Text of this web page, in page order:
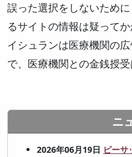
誤った選択をしないため
るサイトの情報は疑ってか
イシュランは医療機関の
で、医療機関との金銭授受
ニ
2026年06月19日 ピーサ